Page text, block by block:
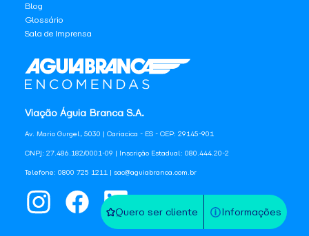
Quero ser cliente Informações
Viação Águia Branca S.A.
Av. Mario Gurgel, 5030 | Cariacica - ES - CEP: 29145-901
CNPJ: 27.486.182/0001-09 | Inscrição Estadual: 080.444.20-2
Telefone: 0800 725 1211 | sac@aguiabranca.com.br
Blog
Glossário
Sala de Imprensa